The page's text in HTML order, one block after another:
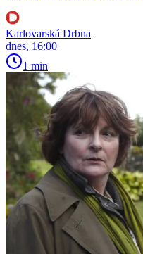
Karlovarská Drbna
dnes, 16:00
1 min